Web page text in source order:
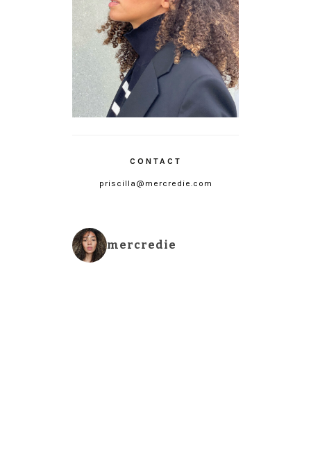
CONTACT
priscilla@mercredie.com
mercredie